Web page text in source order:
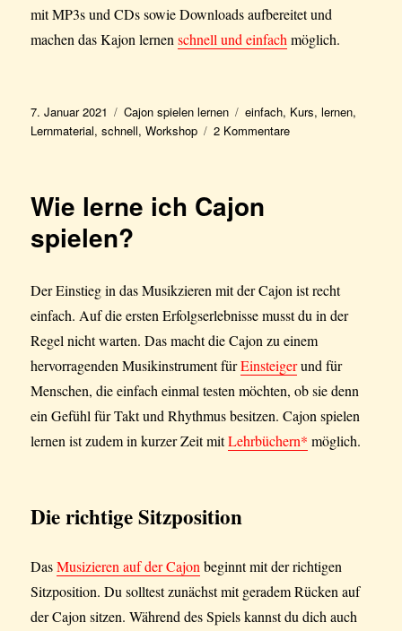
mit MP3s und CDs sowie Downloads aufbereitet und
machen das Kajon lernenschnell und einfachmöglich.
Veröffentlicht
am
7. Januar 2021 Kategorien
Cajon spielen lernen Schlagwörter
einfach, Kurs,lernen,
Lernmaterial,schnell,Workshop 2 Kommentarezu
Wie lerne ich Cajon
spielen?
Der Einstieg in das Musikzieren mit der Cajon ist recht
einfach. Auf die ersten Erfolgserlebnisse musst du in der
Regel nicht warten. Das macht die Cajon zu einem
hervorragenden Musikinstrument fürEinsteigerund für
Menschen, die einfach einmal testen möchten, ob sie denn
ein Gefühl für Takt und Rhythmus besitzen. Cajon spielen
lernen ist zudem in kurzer Zeit mitLehrbüchern* möglich.
Die richtige Sitzposition
DasMusizieren auf der Cajonbeginnt mit der richtigen
Sitzposition. Du solltest zunächst mit geradem Rücken auf
der Cajon sitzen. Während des Spiels kannst du dich auch